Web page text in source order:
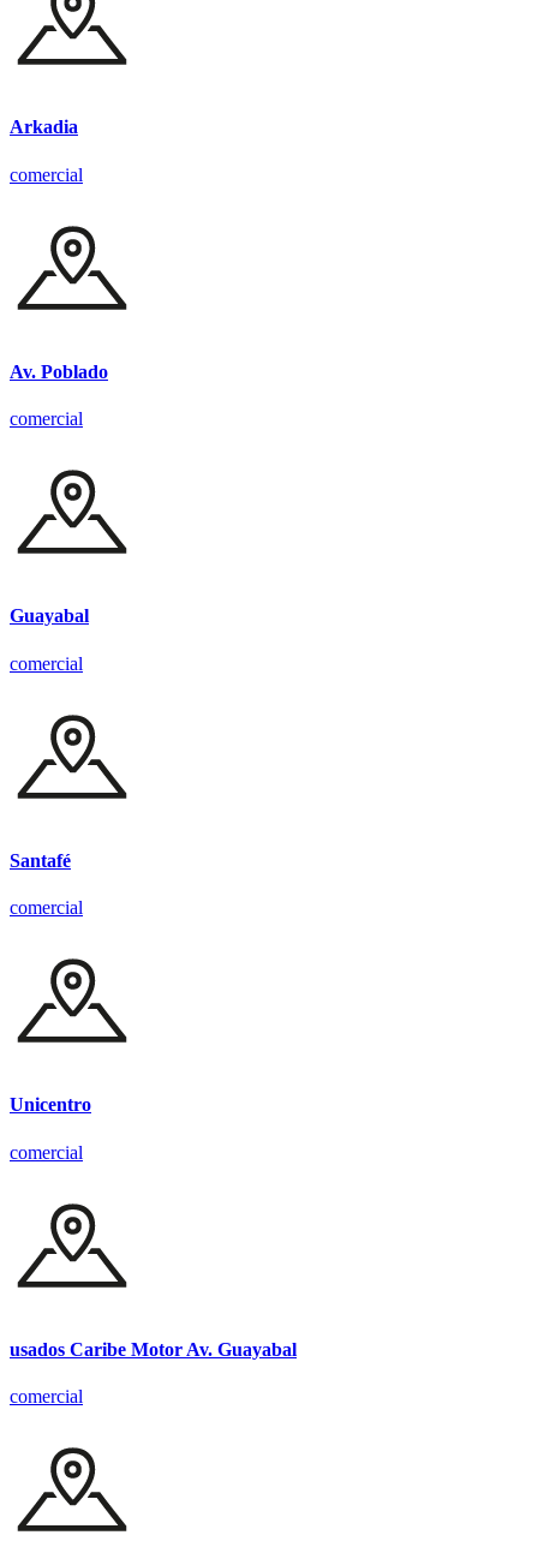
Arkadia
comercial
Av. Poblado
comercial
Guayabal
comercial
Santafé
comercial
Unicentro
comercial
usados Caribe Motor Av. Guayabal
comercial